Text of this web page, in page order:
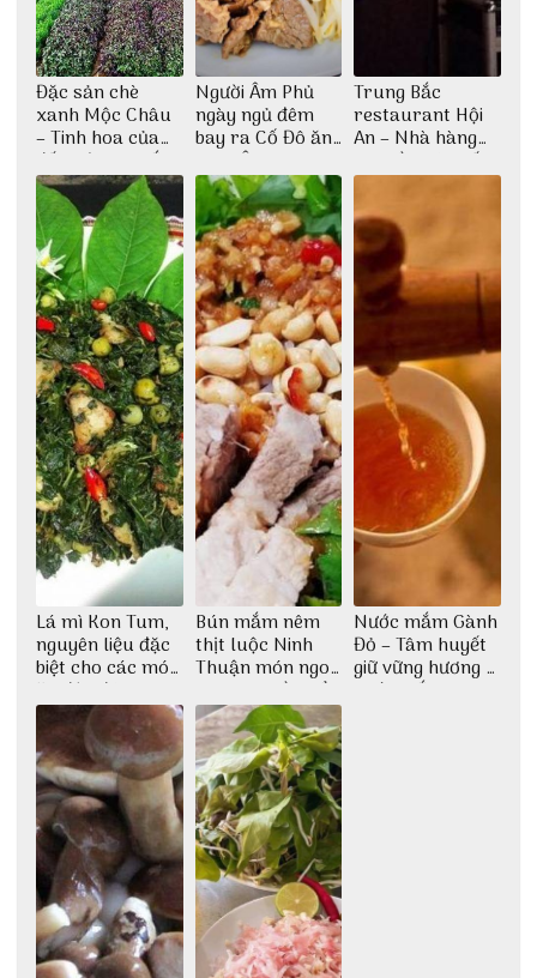
Đặc sản chè
xanh Mộc Châu
– Tinh hoa của
đất trời Tây Bắc
Người Âm Phủ
ngày ngủ đêm
bay ra Cố Đô ăn
Cơm Âm Phủ
Huế
Trung Bắc
restaurant Hội
An – Nhà hàng
cao lầu có thiết
kế vô cùng ấn
tượng giữa lòng
phố Hội
Lá mì Kon Tum,
nguyên liệu đặc
biệt cho các món
ăn độc đáo
Bún mắm nêm
thịt luộc Ninh
Thuận món ngon
dân dã miền biển
Nước mắm Gành
Đỏ – Tâm huyết
giữ vững hương vị
nước mắm sau